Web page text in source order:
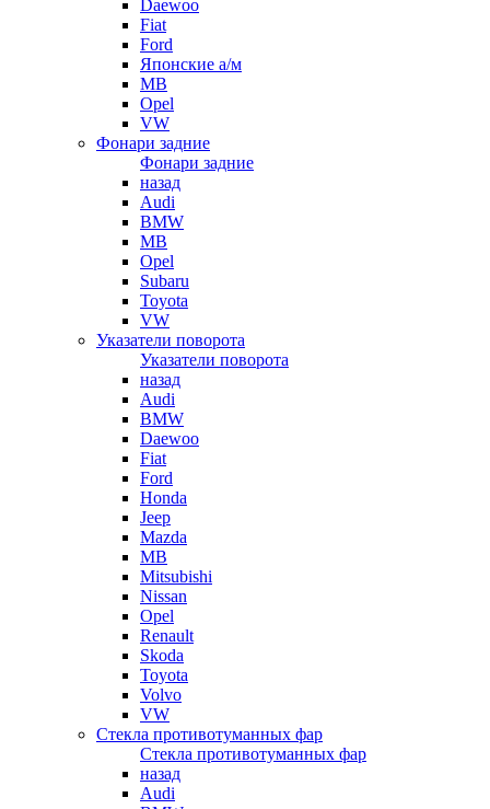
Daewoo
Fiat
Ford
Японские а/м
MB
Opel
VW
Фонари задние
Фонари задние
назад
Audi
BMW
MB
Opel
Subaru
Toyota
VW
Указатели поворота
Указатели поворота
назад
Audi
BMW
Daewoo
Fiat
Ford
Honda
Jeep
Mazda
MB
Mitsubishi
Nissan
Opel
Renault
Skoda
Toyota
Volvo
VW
Стекла противотуманных фар
Стекла противотуманных фар
назад
Audi